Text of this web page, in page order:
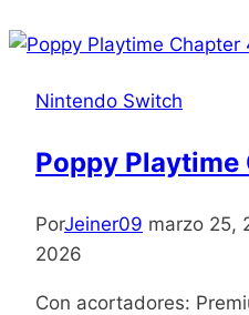
Nintendo Switch
Poppy Playtime
PorJeiner09 marzo 25,
2026
Con acortadores: